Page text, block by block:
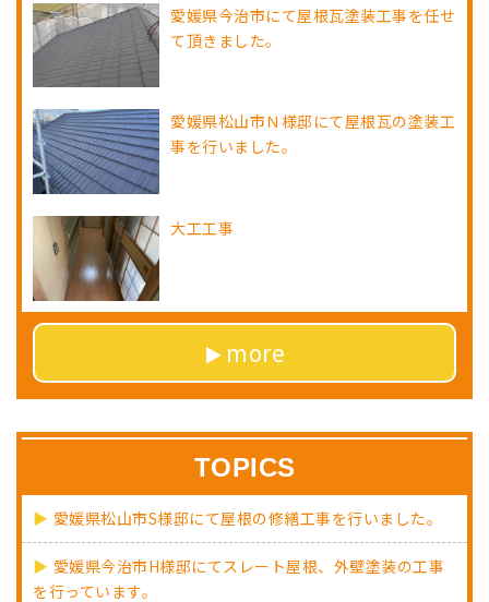
愛媛県今治市にて屋根瓦塗装工事を任せ
て頂きました。
愛媛県松山市Ｎ様邸にて屋根瓦の塗装工
事を行いました。
大工工事
more
TOPICS
愛媛県松山市S様邸にて屋根の修繕工事を行いました。
愛媛県今治市H様邸にてスレート屋根、外壁塗装の工事
を行っています。